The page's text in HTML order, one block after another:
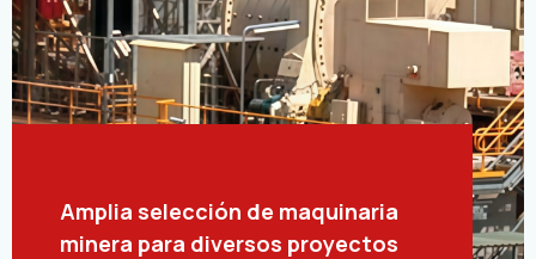
Amplia selección de maquinaria
minera para diversos proyectos